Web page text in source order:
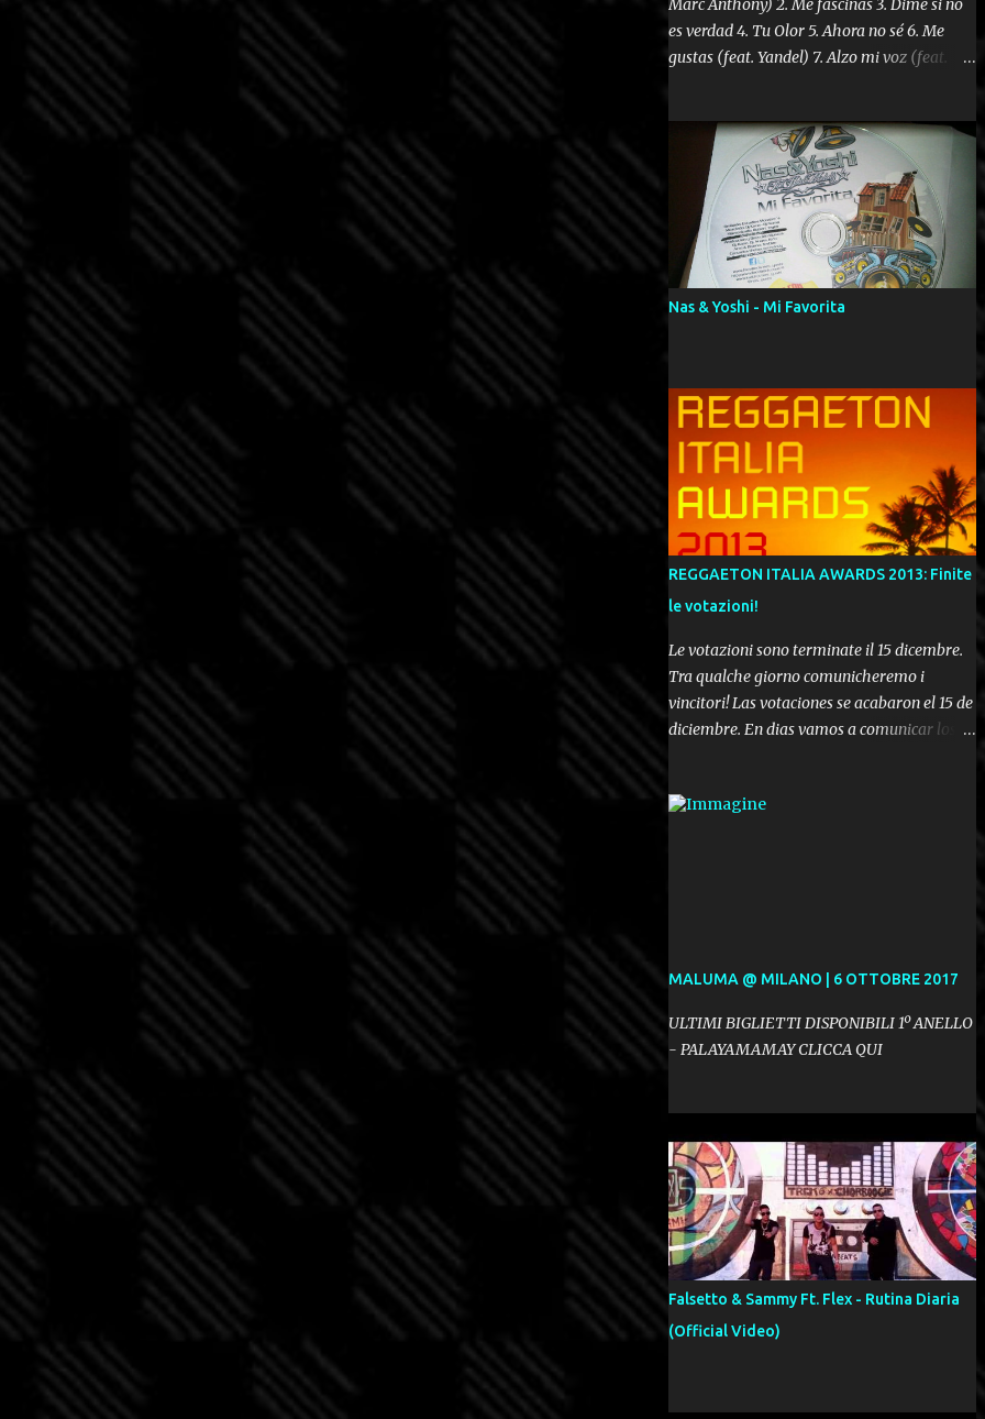
Marc Anthony) 2. Me fascinas 3. Dime si no
es verdad 4. Tu Olor 5. Ahora no sé 6. Me
gustas (feat. Yandel) 7. Alzo mi voz (feat.
Dame la ola (feat. Tito Nieves) [Salsa
Version] 12. Dámelo 13. Dame la ola 14. ¿Por
qué les mientes? (feat. Marc Anthony)
[Radio Version] 15. Digital Booklet – Invicto
----------------------------- Nota:
Album proposto al massimo della qualità in
formato iTunes Plus AAC M4A; comprato su
Nas & Yoshi - Mi Favorita
REGGAETON ITALIA AWARDS 2013: Finite
le votazioni!
Le votazioni sono terminate il 15 dicembre.
Tra qualche giorno comunicheremo i
vincitori! Las votaciones se acabaron el 15 de
diciembre. En dias vamos a comunicar los
MALUMA @ MILANO | 6 OTTOBRE 2017
ULTIMI BIGLIETTI DISPONIBILI 1º ANELLO
- PALAYAMAMAY CLICCA QUI
Falsetto & Sammy Ft. Flex - Rutina Diaria
(Official Video)